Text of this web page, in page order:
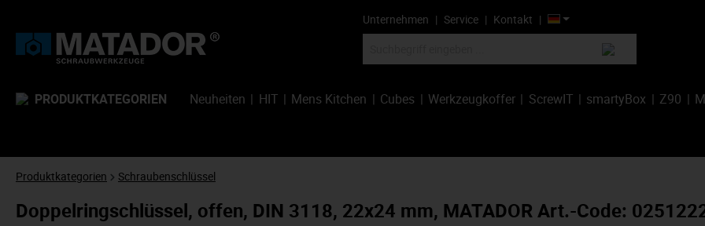
Unternehmen Service Kontakt
PRODUKTKATEGORIEN Neuheiten HIT Mens Kitchen Cubes Werkzeugkoffer ScrewIT smartyBox Z90
Produktkategorien Schraubenschlüssel
Doppelringschlüssel, offen, DIN 3118, 22x24 mm, MATADOR Art.-Code: